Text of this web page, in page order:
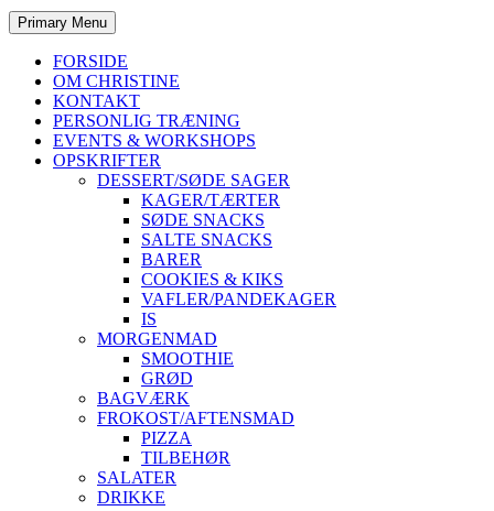
Primary Menu
FORSIDE
OM CHRISTINE
KONTAKT
PERSONLIG TRÆNING
EVENTS & WORKSHOPS
OPSKRIFTER
DESSERT/SØDE SAGER
KAGER/TÆRTER
SØDE SNACKS
SALTE SNACKS
BARER
COOKIES & KIKS
VAFLER/PANDEKAGER
IS
MORGENMAD
SMOOTHIE
GRØD
BAGVÆRK
FROKOST/AFTENSMAD
PIZZA
TILBEHØR
SALATER
DRIKKE